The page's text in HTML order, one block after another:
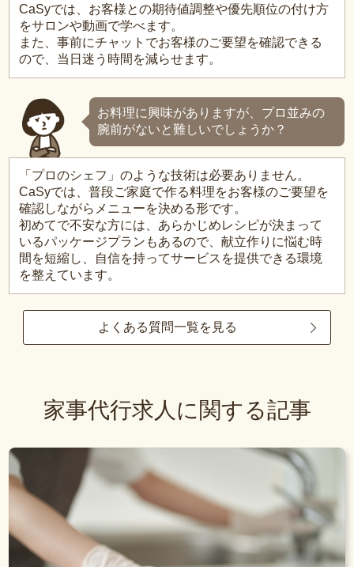
CaSyでは、お客様との期待値調整や優先順位の付け方
をサロンや動画で学べます。
また、事前にチャットでお客様のご要望を確認できる
ので、当日迷う時間を減らせます。
お料理に興味がありますが、プロ並みの
腕前がないと難しいでしょうか？
「プロのシェフ」のような技術は必要ありません。
CaSyでは、普段ご家庭で作る料理をお客様のご要望を
確認しながらメニューを決める形です。
初めてで不安な方には、あらかじめレシピが決まって
いるパッケージプランもあるので、献立作りに悩む時
間を短縮し、自信を持ってサービスを提供できる環境
を整えています。
よくある質問一覧を見る
家事代行求人に関する記事